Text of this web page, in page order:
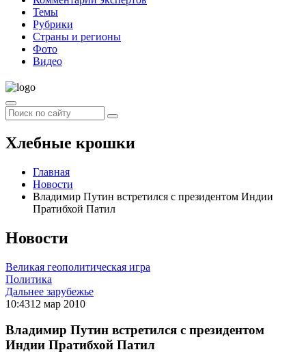
Темы
Рубрики
Страны и регионы
Фото
Видео
Хлебные крошки
Главная
Новости
Владимир Путин встретился с президентом Индии
Пратибхой Патил
Новости
Великая геополитическая игра
Политика
Дальнее зарубежье
10:4312 мар 2010
Владимир Путин встретился с президентом
Индии Пратибхой Патил